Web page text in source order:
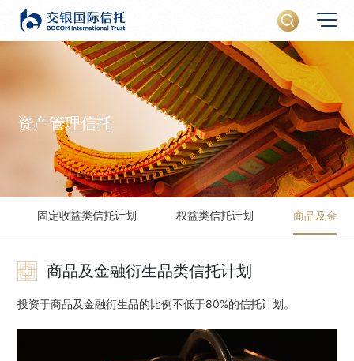
资产管理信托
固定收益类信托计划 权益类信托计划 商品及金融
商品及金融衍生品类信托计划
投资于商品及金融衍生品的比例不低于80%的信托计划。